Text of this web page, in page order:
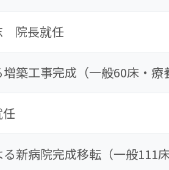
院長就任
築工事完成（一般60床・療
新病院完成移転（一般111床